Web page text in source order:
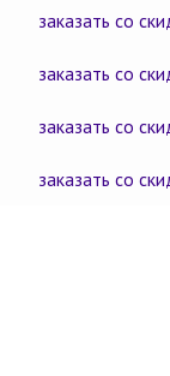
заказать со
заказать со
заказать со
заказать со